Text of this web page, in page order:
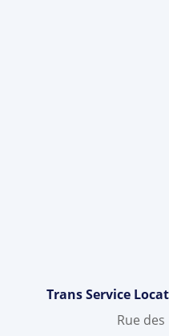
Trans Service
Rue